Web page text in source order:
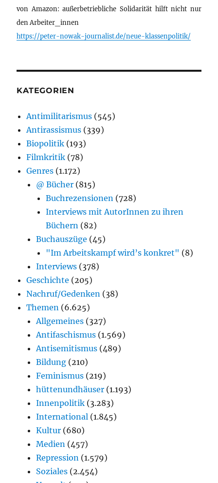
von Amazon: außerbetriebliche Solidarität hilft nicht nur
den Arbeiter_innen
https://peter-nowak-journalist.de/neue-klassenpolitik/
KATEGORIEN
Antimilitarismus (545)
Antirassismus (339)
Biopolitik (193)
Filmkritik (78)
Genres (1.172)
@ Bücher (815)
Buchrezensionen (728)
Interviews mit AutorInnen zu ihren
Büchern (82)
Buchauszüge (45)
"Im Arbeitskampf wird’s konkret" (8)
Interviews (378)
Geschichte (205)
Nachruf/Gedenken (38)
Themen (6.625)
Allgemeines (327)
Antifaschismus (1.569)
Antisemitismus (489)
Bildung (210)
Feminismus (219)
hüttenundhäuser (1.193)
Innenpolitik (3.283)
International (1.845)
Kultur (680)
Medien (457)
Repression (1.579)
Soziales (2.454)